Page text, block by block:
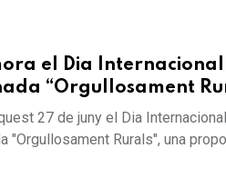
el Dia Internacional
“Orgullosament
27 de juny el Dia Internacional
"Orgullosament Rurals", una